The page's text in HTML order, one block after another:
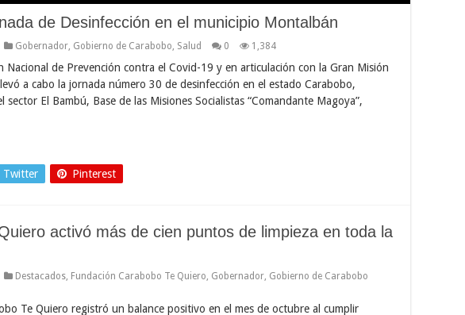
de Desinfección en el municipio Montalbán
Gobernador Gobierno de Carabobo Salud 0 1,384
Nacional de Prevención contra el Covid-19 y en articulación con la Gran Misión
a cabo la jornada número 30 de desinfección en el estado Carabobo,
sector El Bambú, Base de las Misiones Socialistas “Comandante Magoya”,
Twitter Pinterest
activó más de cien puntos de limpieza en toda la
Destacados Fundación Carabobo Te Quiero Gobernador Gobierno de Carabobo
Te Quiero registró un balance positivo en el mes de octubre al cumplir